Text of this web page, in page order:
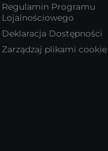
Regulamin Programu
Lojalnościowego
Deklaracja Dostępności
Zarządzaj plikami cookie